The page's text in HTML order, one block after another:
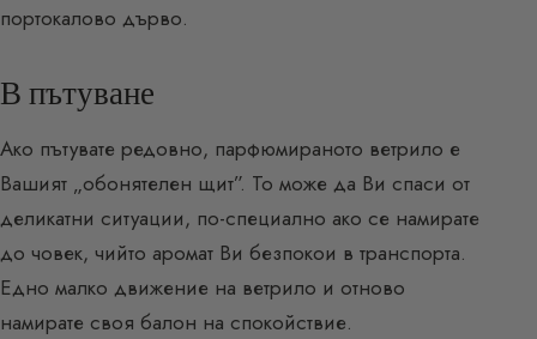
портокалово дърво.
В пътуване
Ако пътувате редовно, парфюмираното ветрило е
Вашият „обонятелен щит”. То може да Ви спаси от
деликатни ситуации, по-специално ако се намирате
до човек, чийто аромат Ви безпокои в транспорта.
Едно малко движение на ветрило и отново
намирате своя балон на спокойствие.